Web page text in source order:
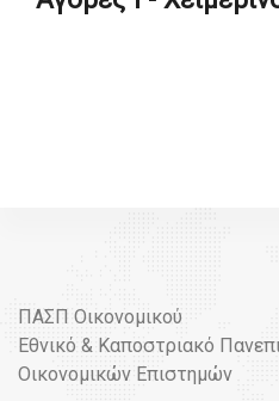
ΠΑΣΠ Οικονομικού
Εθνικό & Καποστριακό
Οικονομικών Επιστημών